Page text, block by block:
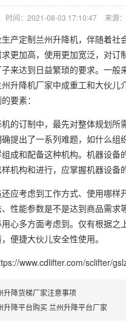
时间：2021-08-03 17:10:47 来源
产定制兰州升降机，伴随着社
更加高，使用更加宽泛，对订
来达到日益繁琐的要求。一般
升降机厂家中成重工和大伙儿
要素：
的订制中，最先对整体规划所
提出了一系列难题，如什么组
成和配备这种机构。机器设备
机构和进行，应掌握机器设备
应考虑到工作方式、使用哪样
性能参数是不是达到商品需求
心多方面考虑到。仅有根据之
便捷大伙儿安全性使用。
www.cdlifter.com/sclifter/
升降货梯厂家注意事项
升降平台购买 兰州升降平台厂家